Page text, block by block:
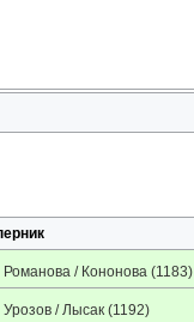
Романова / Кононова(1183)
Урозов / Лысак(1192)